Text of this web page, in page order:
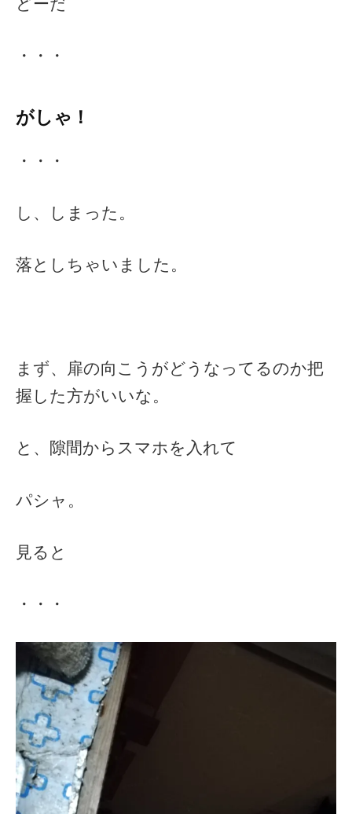
どーだ
・・・
がしゃ！
・・・
し、しまった。
落としちゃいました。
まず、扉の向こうがどうなってるのか把
握した方がいいな。
と、隙間からスマホを入れて
パシャ。
見ると
・・・